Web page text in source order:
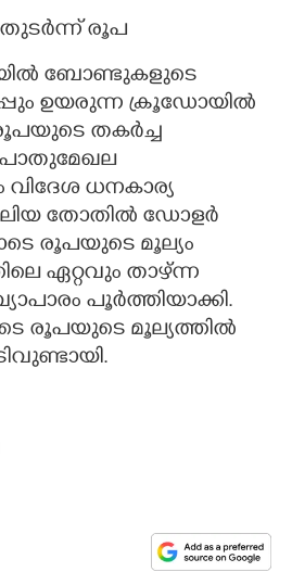
തുടർന്ന് രൂപ
ബോണ്ടുകളുടെ
ഉയരുന്ന ക്രൂഡോയിൽ
തകർച്ച
ധനകാര്യ
തോതിൽ ഡോളർ
രൂപയുടെ മൂല്യം
ഏറ്റവും താഴ്ന്ന
പൂർത്തിയാക്കി.
രൂപയുടെ മൂല്യത്തിൽ